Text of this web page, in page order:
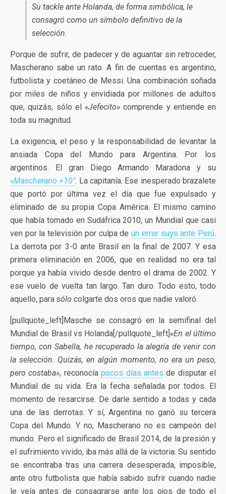
Su tackle ante Holanda, de forma simbólica, le
consagró como un símbolo definitivo de la
selección.
Porque de sufrir, de padecer y de aguantar sin retroceder,
Mascherano sabe un rato. A fin de cuentas es argentino,
futbolista y coetáneo de Messi. Una combinación soñada
por miles de niños y envidiada por millones de adultos
que, quizás, sólo el «Jefecito» comprende y entiende en
toda su magnitud.
La exigencia, el peso y la responsabilidad de levantar la
ansiada Copa del Mundo para Argentina. Por los
argentinos. El gran Diego Armando Maradona y su
«Mascherano +10″. La capitanía. Ese inesperado brazalete
que portó por última vez el día que fue expulsado y
eliminado de su propia Copa América. El mismo camino
que había tomado en Sudáfrica 2010, un Mundial que casi
ven por la televisión por culpa deun error suyo ante Perú.
La derrota por 3-0 ante Brasil en la final de 2007. Y esa
primera eliminación en 2006, que en realidad no era tal
porque ya había vivido desde dentro el drama de 2002. Y
ese vuelo de vuelta tan largo. Tan duro. Todo esto, todo
aquello, para sólo colgarte dos oros que nadie valoró.
[pullquote_left]Masche se consagró en la semifinal del
Mundial de Brasil vs Holanda[/pullquote_left]«En el último
tiempo, con Sabella, he recuperado la alegría de venir con
la selección. Quizás, en algún momento, no era un peso,
pero costaba», reconocíapocos días antes de disputar el
Mundial de su vida. Era la fecha señalada por todos. El
momento de resarcirse. De darle sentido a todas y cada
una de las derrotas. Y sí, Argentina no ganó su tercera
Copa del Mundo. Y no, Mascherano no es campeón del
mundo. Pero el significado de Brasil 2014, de la presión y
el sufrimiento vivido, iba más allá de la victoria. Su sentido
se encontraba tras una carrera desesperada, imposible,
ante otro futbolista que había sabido sufrir cuando nadie
le veía antes de consagrarse ante los ojos de todo el